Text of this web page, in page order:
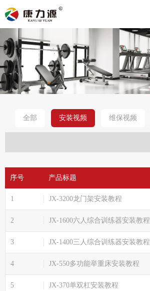
全部 安装视频 维保视频
序号 产品标题
1 JX-3200龙门架安装教程
2 JX-1600六人综合训练器安装教程
3 JX-1400三人综合训练器安装教程
4 JX-550多功能举重床安装教程
5 JX-370单双杠安装教程